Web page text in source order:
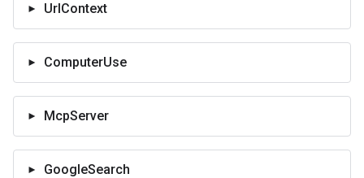
UrlContext
ComputerUse
McpServer
GoogleSearch